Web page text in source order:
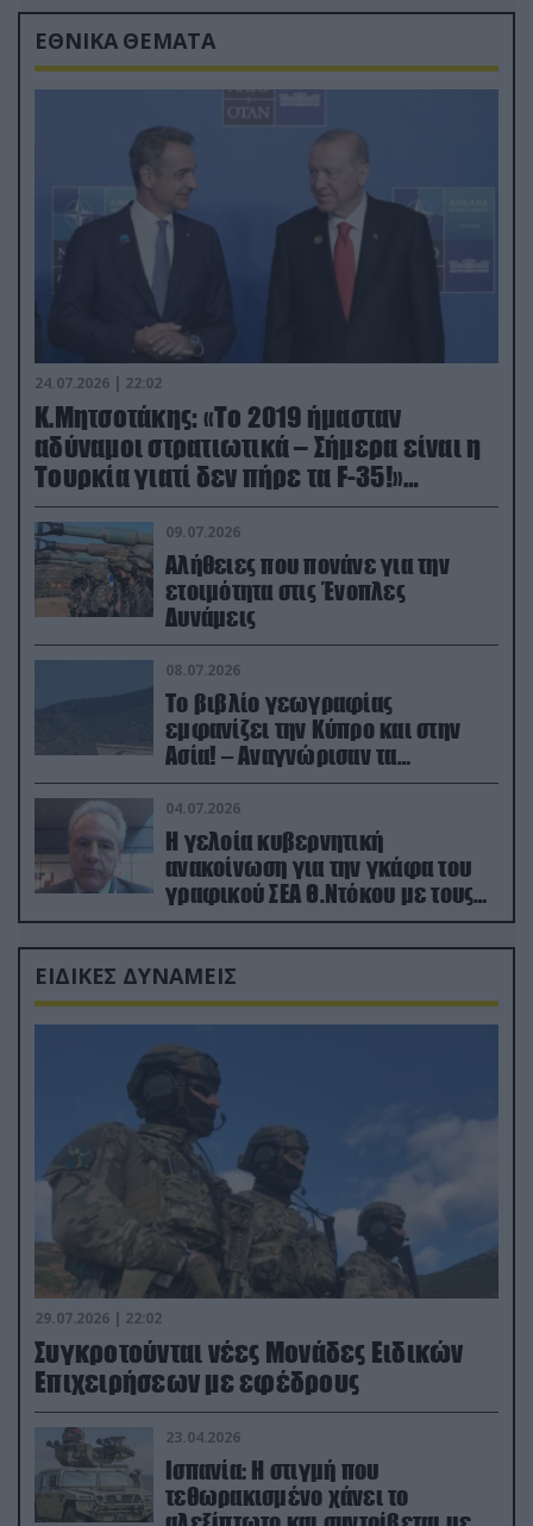
ΕΘΝΙΚΑ ΘΕΜΑΤΑ
24.07.2026 | 22:02
Κ.Μητσοτάκης: «Το 2019 ήμασταν
αδύναμοι στρατιωτικά – Σήμερα είναι η
Τουρκία γιατί δεν πήρε τα F-35!»
(βίντεο)
09.07.2026
Αλήθειες που πονάνε για την
ετοιμότητα στις Ένοπλες
Δυνάμεις
08.07.2026
Το βιβλίο γεωγραφίας
εμφανίζει την Κύπρο και στην
Ασία! – Αναγνώρισαν τα
κατεχόμενα; (φωτο)
04.07.2026
Η γελοία κυβερνητική
ανακοίνωση για την γκάφα του
γραφικού ΣΕΑ Θ.Ντόκου με τους
Ρώσους φαρσέρ
ΕΙΔΙΚΕΣ ΔΥΝΑΜΕΙΣ
29.07.2026 | 22:02
Συγκροτούνται νέες Μονάδες Ειδικών
Επιχειρήσεων με εφέδρους
23.04.2026
Ισπανία: Η στιγμή που
τεθωρακισμένο χάνει το